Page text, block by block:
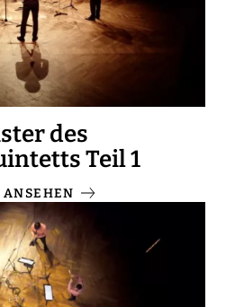
des
Teil 1